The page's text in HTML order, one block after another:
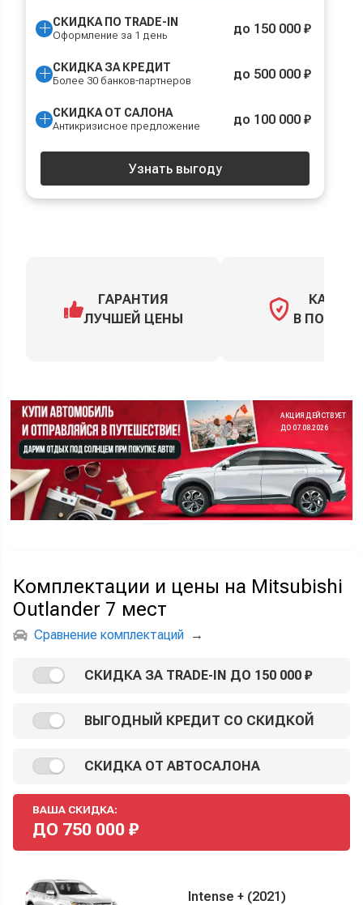
СКИДКА ПО TRADE-IN
Оформление за 1 день до 150 000 ₽
СКИДКА ЗА КРЕДИТ
Более 30 банков-партнеров до 500 000 ₽
СКИДКА ОТ САЛОНА
Антикризисное предложение до 100 000 ₽
Узнать выгоду
ГАРАНТИЯ
ЛУЧШЕЙ ЦЕНЫ
КАСКО
В
АКЦИЯ ДЕЙСТВУЕТ
ДО 07.08.2026
Комплектации и цены на Mitsubishi
Outlander 7 мест
Сравнение комплектаций →
СКИДКА ЗА TRADE-IN ДО 150 000 ₽
ВЫГОДНЫЙ КРЕДИТ СО СКИДКОЙ
СКИДКА ОТ АВТОСАЛОНА
ВАША СКИДКА:
ДО 750 000 ₽
Intense + (2021)